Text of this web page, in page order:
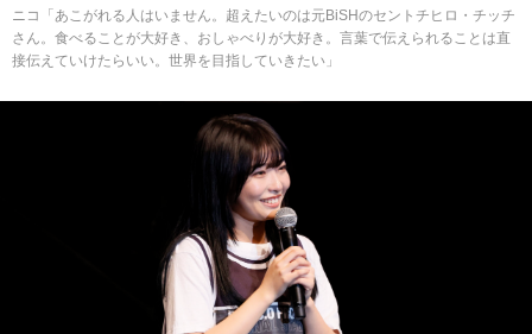
ニコ「あこがれる人はいません。超えたいのは元BiSHのセントチヒロ・チッチ
さん。食べることが大好き、おしゃべりが大好き。言葉で伝えられることは直
接伝えていけたらいい。世界を目指していきたい」